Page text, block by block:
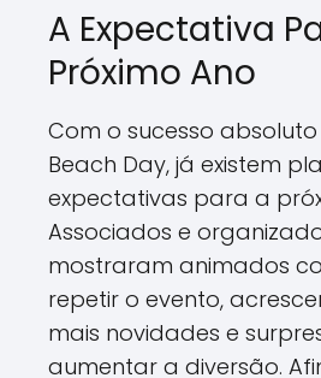
A Expectativa
Próximo Ano
Com o sucesso
Beach Day, já existem
expectativas para a
Associados e
mostraram animados
repetir o evento,
mais novidades e
aumentar a diversão.